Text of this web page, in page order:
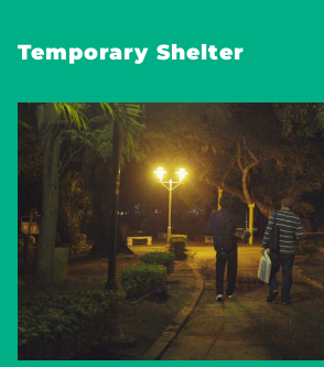
Temporary Shelter